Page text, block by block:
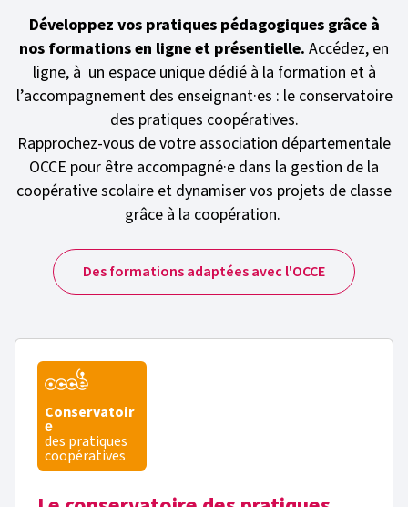
Développez vos pratiques pédagogiques grâce à
nos formations en ligne et présentielle. Accédez, en
ligne, à un espace unique dédié à la formation et à
l’accompagnement des enseignant·es : le conservatoire
des pratiques coopératives.
Rapprochez-vous de votre association départementale
OCCE pour être accompagné·e dans la gestion de la
coopérative scolaire et dynamiser vos projets de classe
grâce à la coopération.
Des formations adaptées avec l'OCCE
Conservatoir
e
des pratiques
coopératives